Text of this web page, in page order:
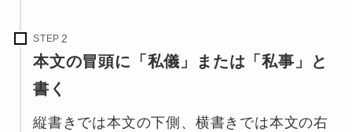
STEP
本文の冒頭に「私儀」または「私事」と
書く
縦書きでは本文の下側、横書きでは本文の右